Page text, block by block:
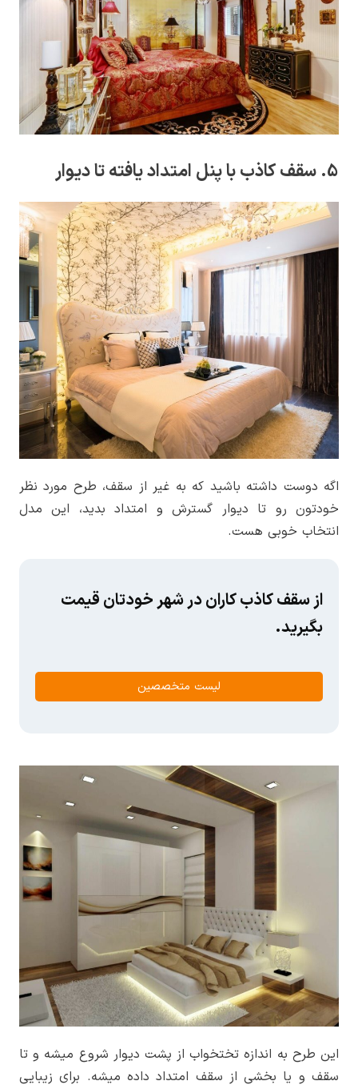
5. سقف کاذب با پنل امتداد یافته تا دیوار
اگه دوست داشته باشید که به غیر از سقف، طرح مورد نظر
خودتون رو تا دیوار گسترش و امتداد بدید، این مدل
انتخاب خوبی هست.
از سقف کاذب کاران در شهر خودتان قیمت
بگیرید.
لیست متخصصین
این طرح به اندازه تختخواب از پشت دیوار شروع میشه و تا
سقف و یا بخشی از سقف امتداد داده میشه. برای زیبایی